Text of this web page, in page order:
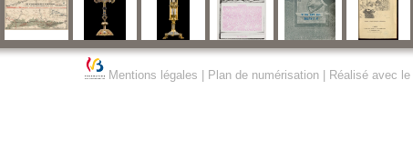
Mentions légales Plan de numérisation| Réalisé avec le